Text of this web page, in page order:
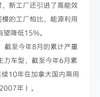
新工厂还引进了高能效
的工厂相比，能源利用
降低15%。
至今年8月的累计产量
车型，截至今年6月累
10年在加拿大国内乘用
年）。